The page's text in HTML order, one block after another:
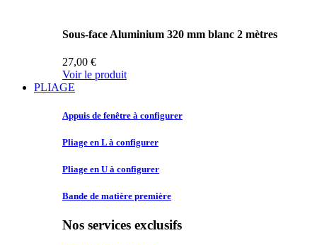
Sous-face Aluminium 320 mm blanc 2 mètres
27,00 €
Voir le produit
PLIAGE
Appuis de fenêtre à configurer
Pliage en L à configurer
Pliage en U à configurer
Bande de matière première
Nos services exclusifs